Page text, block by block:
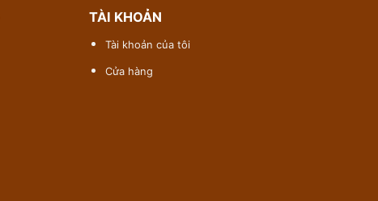
TÀI KHOẢN
Tài khoản của tôi
Cửa hàng